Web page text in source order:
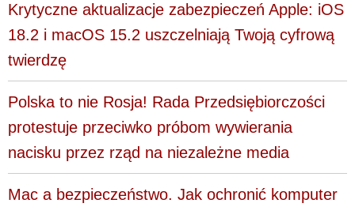
Krytyczne aktualizacje zabezpieczeń Apple: iOS
18.2 i macOS 15.2 uszczelniają Twoją cyfrową
twierdzę
Polska to nie Rosja! Rada Przedsiębiorczości
protestuje przeciwko próbom wywierania
nacisku przez rząd na niezależne media
Mac a bezpieczeństwo. Jak ochronić komputer